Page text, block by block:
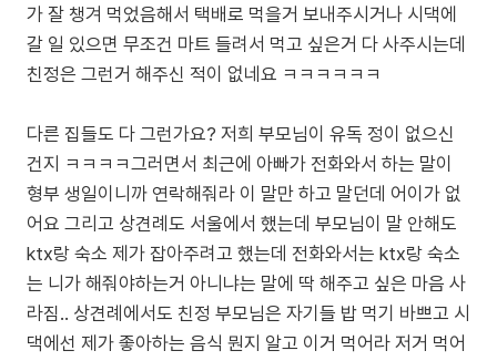
가 잘 챙겨 먹었음해서 택배로 먹을거 보내주시거나 시댁에
갈 일 있으면 무조건 마트 들려서 먹고 싶은거 다 사주시는데
친정은 그런거 해주신 적이 없네요 ㅋㅋㅋㅋㅋㅋ
다른 집들도 다 그런가요? 저희 부모님이 유독 정이 없으신
건지 ㅋㅋㅋㅋ그러면서 최근에 아빠가 전화와서 하는 말이
형부 생일이니까 연락해줘라 이 말만 하고 말던데 어이가 없
어요 그리고 상견례도 서울에서 했는데 부모님이 말 안해도
ktx랑 숙소 제가 잡아주려고 했는데 전화와서는 ktx랑 숙소
는 니가 해줘야하는거 아니냐는 말에 딱 해주고 싶은 마음 사
라짐.. 상견례에서도 친정 부모님은 자기들 밥 먹기 바쁘고 시
댁에선 제가 좋아하는 음식 뭔지 알고 이거 먹어라 저거 먹어